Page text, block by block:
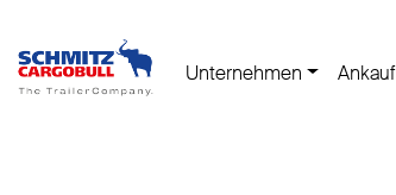
Unternehmen Ankauf